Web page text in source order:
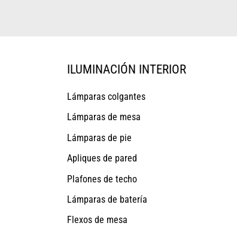
ILUMINACIÓN INTERIOR
Lámparas colgantes
Lámparas de mesa
Lámparas de pie
Apliques de pared
Plafones de techo
Lámparas de batería
Flexos de mesa